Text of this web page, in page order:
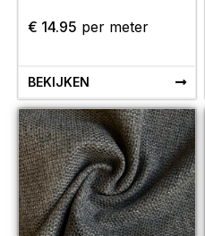
€ 14.95 per meter
BEKIJKEN